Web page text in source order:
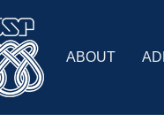
ABOUT